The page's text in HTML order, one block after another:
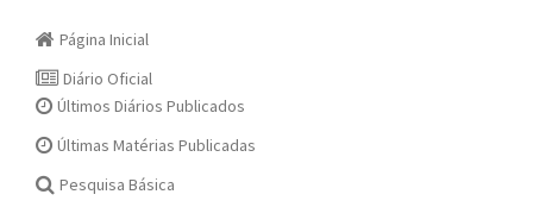
Página Inicial
Diário Oficial
Últimos Diários Publicados
Últimas Matérias Publicadas
Pesquisa Básica